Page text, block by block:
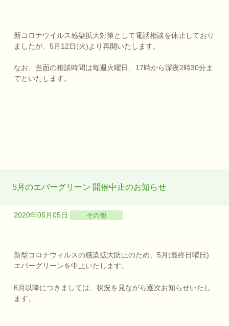
新コロナウイルス感染拡大対策として電話相談を休止しており
ましたが、5月12日(火)より再開いたします。
なお、当面の相談時間は毎週火曜日、17時から深夜2時30分ま
でといたします。
5月のエバーグリーン 開催中止のお知らせ
2020年05月05日 その他
新型コロナウィルスの感染拡大防止のため、5月(最終日曜日)
エバーグリーンを中止いたします。
6月以降につきましては、状況を見ながら逐次お知らせいたし
ます。